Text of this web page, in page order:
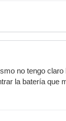
no tengo
la batería